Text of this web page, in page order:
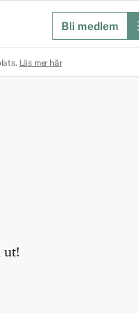
Bli medlem
Läs mer här
ut!